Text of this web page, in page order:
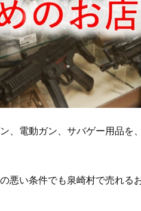
、電動ガン、サバゲー用品を、
悪い条件でも泉崎村で売れる